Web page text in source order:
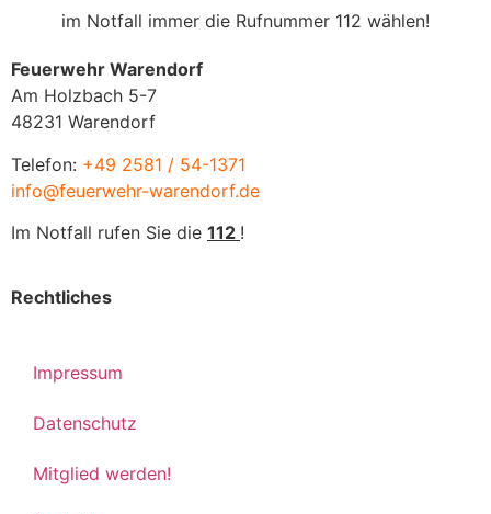
im Notfall immer die Rufnummer 112 wählen!
Feuerwehr Warendorf
Am Holzbach 5-7
48231 Warendorf
Telefon: +49 2581 / 54-1371
info@feuerwehr-warendorf.de
Im Notfall rufen Sie die 112 !
Rechtliches
Impressum
Datenschutz
Mitglied werden!